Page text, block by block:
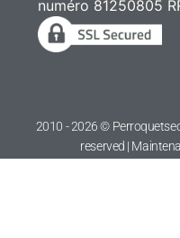
numéro 81250805
2010 - 2026 ©
reserved |